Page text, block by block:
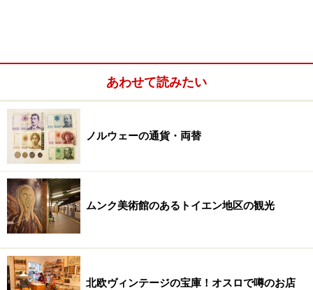
2階にある観光案内所 Photo:Asaki Abumi
観光案内所は建物の2階にあり、1階は人気の観光スポッ
トである魚市場となっています（冬季は魚市場は屋外で
はなく屋内のみで開催）。観光案内所と魚市場は両施設
とも無料で自由に出入りが可能。スタッフは英語が話
せ、観光パンフレットは無料（一部は日本語）、旅行者
に人気のお土産も購入することができます。
め、フィヨルド旅行のプランのお手伝いや、交通機関や
観光施設の一部チケットの購入もできます。館内には無
あわせて読みたい
ノルウェーの通貨・両替
ムンク美術館のあるトイエン地区の観光
北欧ヴィンテージの宝庫！オスロで噂のお店